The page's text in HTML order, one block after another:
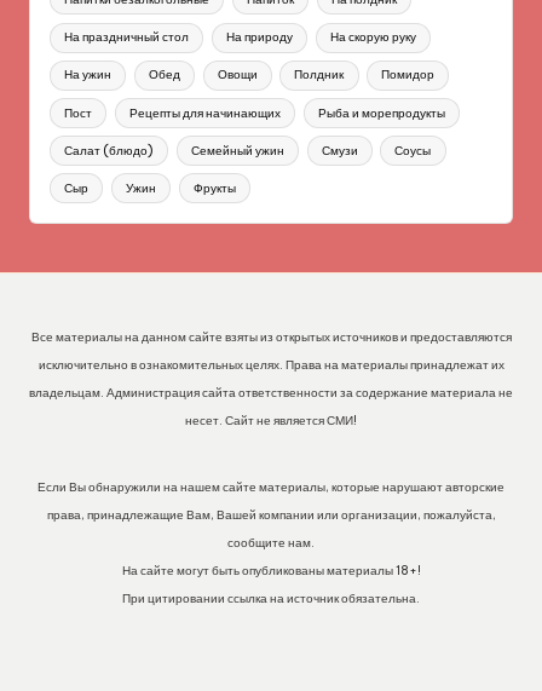
На праздничный стол На природу На скорую руку
На ужин Обед Овощи Полдник Помидор
Пост Рецепты для начинающих Рыба и морепродукты
Салат (блюдо) Семейный ужин Смузи Соусы
Сыр Ужин Фрукты
Все материалы на данном сайте взяты из открытых источников и предоставляются
исключительно в ознакомительных целях. Права на материалы принадлежат их
владельцам. Администрация сайта ответственности за содержание материала не
несет. Сайт не является СМИ!
Если Вы обнаружили на нашем сайте материалы, которые нарушают авторские
права, принадлежащие Вам, Вашей компании или организации, пожалуйста,
сообщите нам.
На сайте могут быть опубликованы материалы 18+!
При цитировании ссылка на источник обязательна.